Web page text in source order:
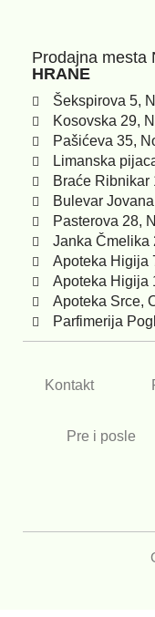
Prodajna mesta
HRANE
Šekspirova 5,
Kosovska 29,
Pašićeva 35,
Limanska
Braće Ribnikar
Bulevar
Pasterova 28,
Janka Čmelika
Apoteka Higija
Apoteka Higija
Apoteka Srce,
Parfimerija
Kontakt
Pre i posle